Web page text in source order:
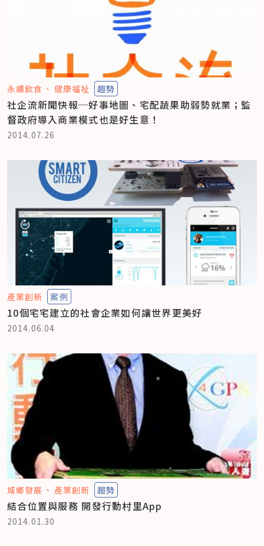
永續飲食 健康福祉 趨勢
社企流新聞快報─好事地圖、宅配蔬果助弱勢就業；監
督政府導入商業模式也是好生意！
2014.07.26
產業創新 案例
10個宅宅建立的社會企業如何讓世界更美好
2014.06.04
城鄉發展 產業創新 趨勢
結合位置與服務 開發行動村里App
2014.01.30